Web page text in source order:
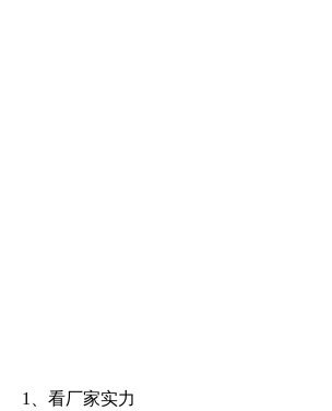
1、看厂家实力